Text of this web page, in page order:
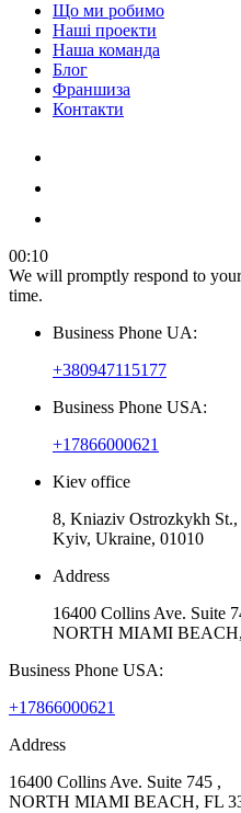
Що ми робимо
Наші проекти
Наша команда
Блог
Франшиза
Контакти
00:10
We will promptly respond to
time.
Business Phone UA:
+380947115177
Business Phone USA:
+17866000621
Kiev office
8, Kniaziv Ostrozkykh
Kyiv, Ukraine, 01010
Address
16400 Collins Ave. Suite
NORTH MIAMI
Business Phone USA:
+17866000621
Address
16400 Collins Ave. Suite 745 ,
NORTH MIAMI BEACH, FL